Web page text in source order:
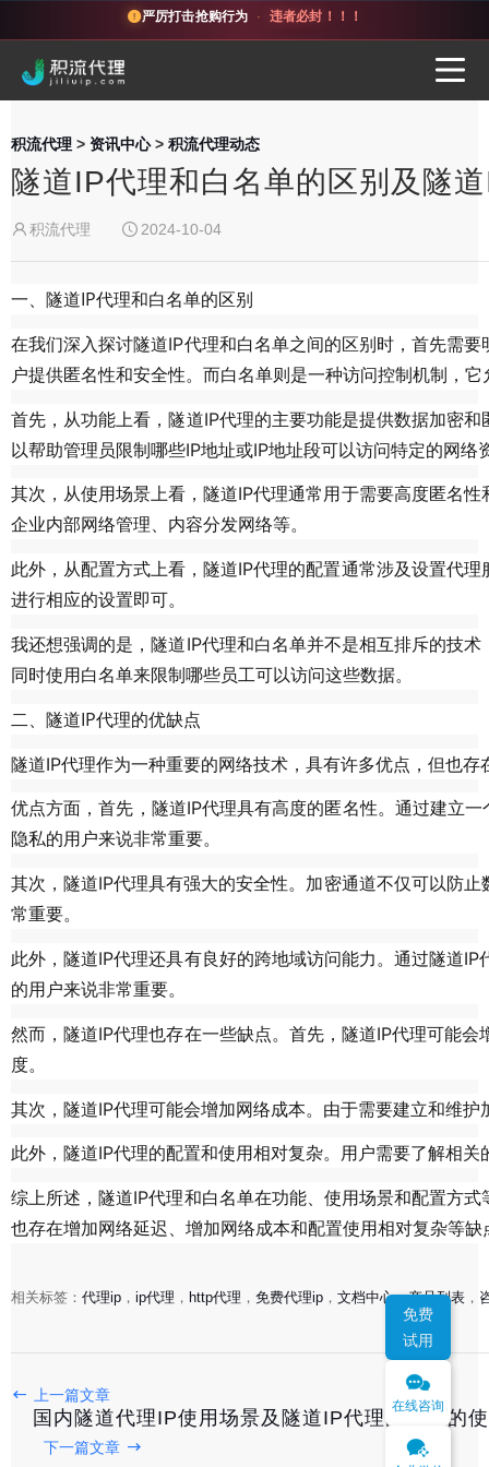
严厉打击抢购行为 · 违者必封！！！
积流代理 > 资讯中心> 积流代理动态
隧道IP代理和白名单的区别及隧
积流代理 2024-10-04
一、隧道IP代理和白名单的区别
在我们深入探讨隧道IP代理和白名单之间的区别时，首先需
户提供匿名性和安全性。而白名单则是一种访问控制机制，
首先，从功能 上看，隧道IP代理的主要功能是提供数据加密
以帮助管理员限制哪些IP地址或IP地址段可以访问特定的网
其次，从使用场景上看，隧道IP代理通常用于需要高度匿名
企业内部网络管理、内容分发网络等。
此外，从配置方式上看，隧道IP代理的配置通常涉及设置代
进行相应的设置即可。
我还想强调的是，隧道IP代理和白名单并不是相互排斥的技
同时使用白名单来限制哪些员工可以访问这些数据。
二、隧道IP代理的优缺点
隧道IP代理作为一种重要的网络技术，具有许多优点，但也
优点方面，首先，隧道IP代理具有高度的匿名性。通过建立
隐私的用户来说非常重要。
其次，隧道IP代理具有强大的安全性。加密通道不仅可以防
常重要。
此外，隧道IP代理还具有良好的跨地域访问能力 。通过隧道IP
的用户来说非常重要。
然而，隧道IP代理也存在一些缺点。首先，隧道IP代理可能会
度。
其次，隧道IP代理可能会增加网络成本。由于需要建立和维
此外，隧道IP代理的配置和使用相对复杂。用户需要了解相关
综上所述，隧道IP代理和白名单在功能、使用场景和配置方
也存在增加网络延迟、增加网络成本和配置使用相对复杂等
相关标签： 代理ip ， ip代理 ， http代理 ， 免费代理ip ， 文档中心，产品列表 ，
上一篇文章
国内隧道代理IP使用场景及隧道IP代理白名单的
下一篇文章
免费
试用
在线咨询